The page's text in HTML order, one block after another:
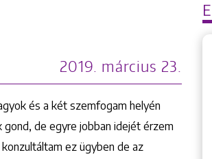
2019. március 23.
és a két szemfogam helyén
de egyre jobban idejét érzem
ez ügyben de az